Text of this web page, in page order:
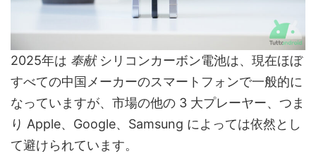
2025年は 奉献 シリコンカーボン電池は、現在ほぼ
すべての中国メーカーのスマートフォンで一般的に
なっていますが、市場の他の 3 大プレーヤー、つま
り Apple、Google、Samsung によっては依然とし
て避けられています。